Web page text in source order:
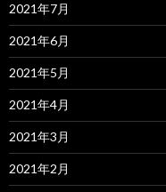
2021年7月
2021年6月
2021年5月
2021年4月
2021年3月
2021年2月